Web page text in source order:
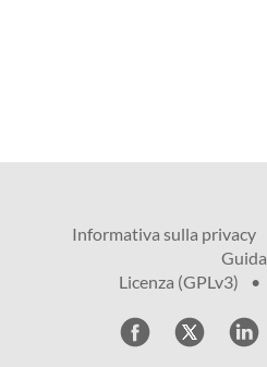
Informativa sulla privacy
Guida
Licenza (GPLv3) •